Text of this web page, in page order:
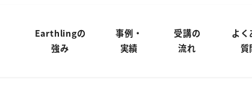
Earthlingの
強み
事例・
実績
受講の
流れ
よく
質